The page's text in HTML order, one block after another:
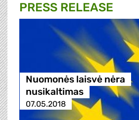
PRESS RELEASE
Nuomonės laisvė nėra
nusikaltimas
07.05.2018